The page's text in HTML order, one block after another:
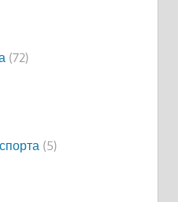
(72)
(5)